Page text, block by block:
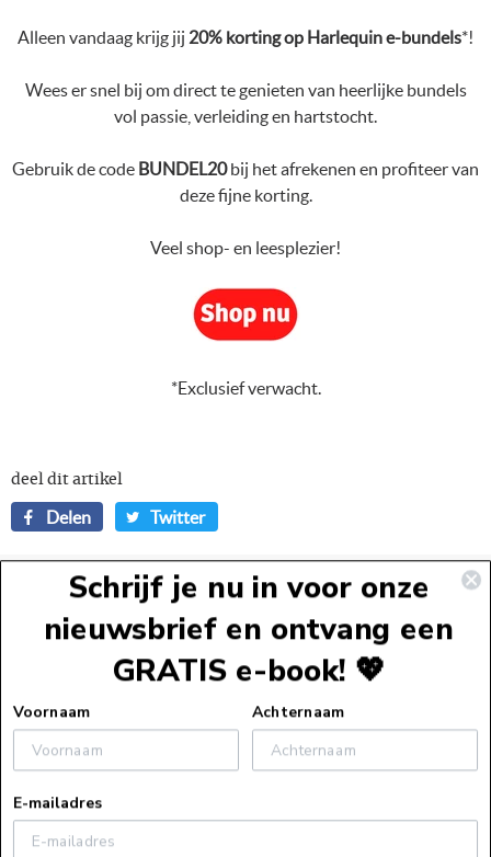
Alleen vandaag krijg jij 20% korting op Harlequin e-bundels*!
Wees er snel bij om direct te genieten van heerlijke bundels
vol passie, verleiding en hartstocht.
Gebruik de code BUNDEL20bij het afrekenen en profiteer van
deze fijne korting.
Veel shop- en leesplezier!
*Exclusief verwacht.
deel dit artikel
DelenDelen
Facebook
TwitterTwitteren
Twitter
Andere verhalen
Volgend artikel Adventskalender dag 9
Vorig artikelAdventskalender dag 7
Schrijf je nu in voor onze
nieuwsbrief en ontvang een
GRATIS e-book! 💖
Voornaam Achternaam
E-mailadres